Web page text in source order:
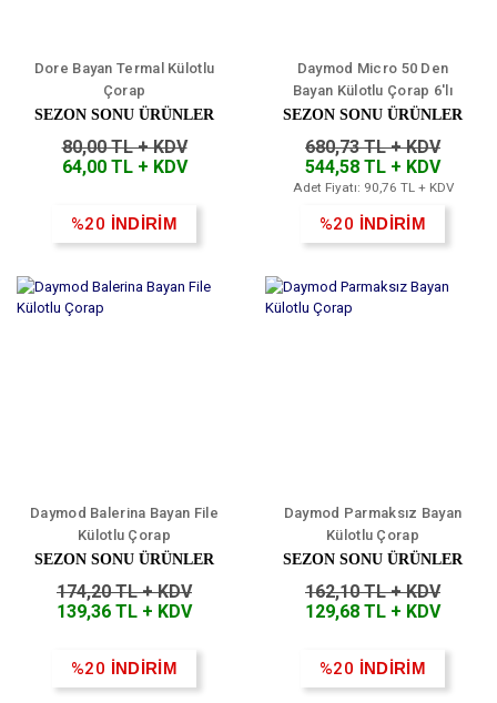
Dore Bayan Termal Külotlu
Çorap
SEZON SONU ÜRÜNLER
80,00 TL + KDV
64,00 TL + KDV
%20 İNDİRİM
Daymod Micro 50 Den
Bayan Külotlu Çorap 6'lı
SEZON SONU ÜRÜNLER
680,73 TL + KDV
544,58 TL + KDV
Adet Fiyatı: 90,76 TL + KDV
%20 İNDİRİM
Daymod Balerina Bayan File
Külotlu Çorap
SEZON SONU ÜRÜNLER
174,20 TL + KDV
139,36 TL + KDV
%20 İNDİRİM
Daymod Parmaksız Bayan
Külotlu Çorap
SEZON SONU ÜRÜNLER
162,10 TL + KDV
129,68 TL + KDV
%20 İNDİRİM